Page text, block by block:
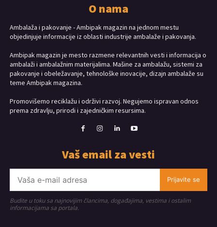
O nama
Ambalaža i pakovanje - Ambipak magazin na jednom mestu
objedinjuje informacije iz oblasti industrije ambalaže i pakovanja.
Ambipak magazin je mesto razmene relevantnih vesti i informacija o
ambalaži i ambalažnim materijalima. Mašine za ambalažu, sistemi za
pakovanje i obeležavanje, tehnološke inovacije, dizajn ambalaže su
teme Ambipak magazina.
Promovišemo reciklažu i održivi razvoj. Negujemo ispravan odnos
prema zdravlju, prirodi i zajedničkim resursima.
Vaš email za vesti
Prijavite se
Budite u toku sa najnovijim člancima, događajima, vestima i ostalim
informacijama sa portala.